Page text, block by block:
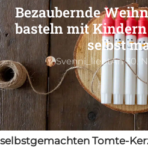
JAHRESZEITEN,
Bezaubernde
basteln mit
selbst
Svenni_liebtAn 30.
Gemeinsammit Kindern
basteln
macht doppelt Spaß.
Ergebnis so zauberhaft ist
selbstgemachten Tomte-